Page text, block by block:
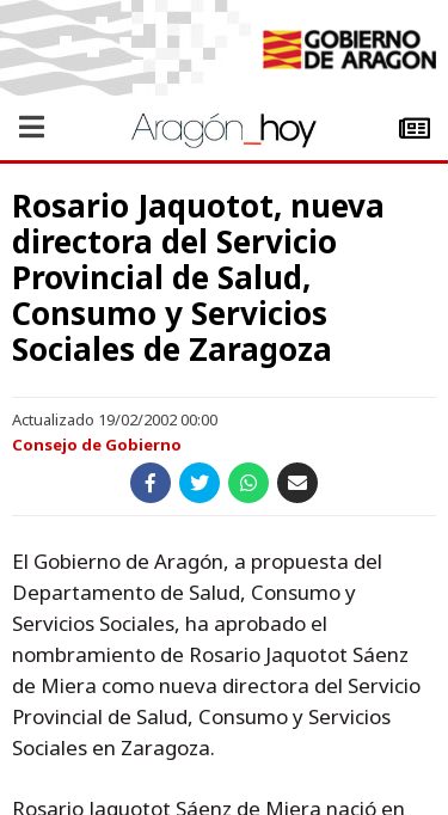
Rosario Jaquotot, nueva
directora del Servicio
Provincial de Salud,
Consumo y Servicios
Sociales de Zaragoza
Actualizado 19/02/2002 00:00
Consejo de Gobierno
El Gobierno de Aragón, a propuesta del
Departamento de Salud, Consumo y
Servicios Sociales, ha aprobado el
nombramiento de Rosario Jaquotot Sáenz
de Miera como nueva directora del Servicio
Provincial de Salud, Consumo y Servicios
Sociales en Zaragoza.
Rosario Jaquotot Sáenz de Miera nació en